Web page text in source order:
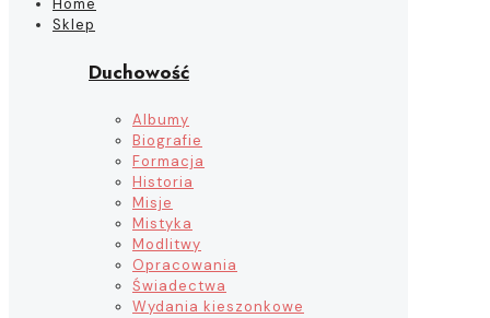
Home
Sklep
Duchowość
Albumy
Biografie
Formacja
Historia
Misje
Mistyka
Modlitwy
Opracowania
Świadectwa
Wydania kieszonkowe